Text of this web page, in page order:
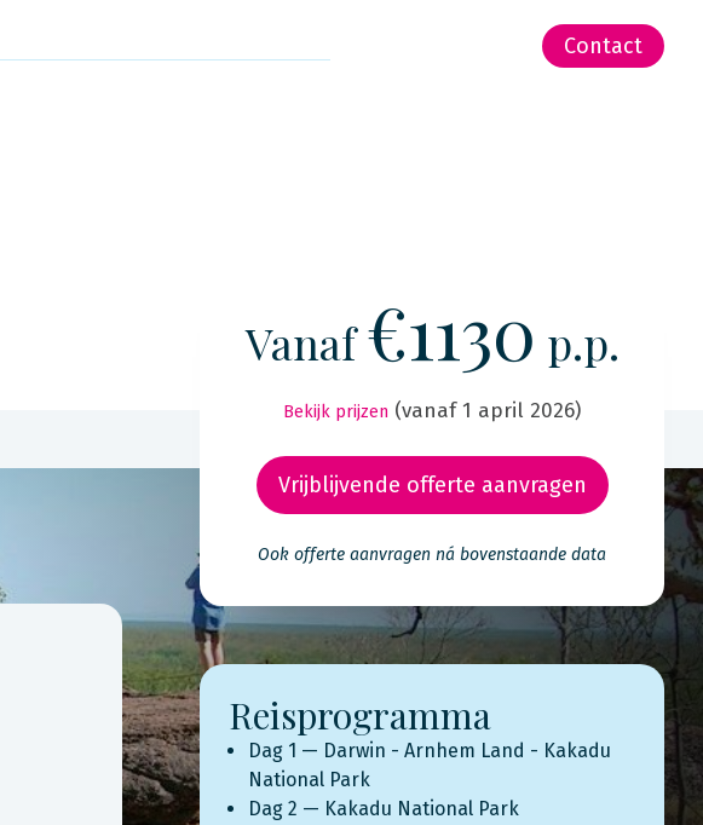
Contact
Vanaf€1130 p.p.
Bekijk prijzen (vanaf 1 april 2026)
Vrijblijvende offerte aanvragen
Ook offerte aanvragen ná bovenstaande data
Reisprogramma
Dag 1 — Darwin - Arnhem Land - Kakadu
National Park
Dag 2 — Kakadu National Park